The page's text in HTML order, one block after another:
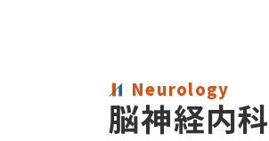
Neurology
脳神経内科